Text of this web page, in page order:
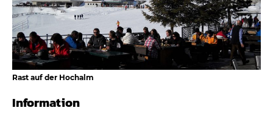
Rast auf der Hochalm
Information